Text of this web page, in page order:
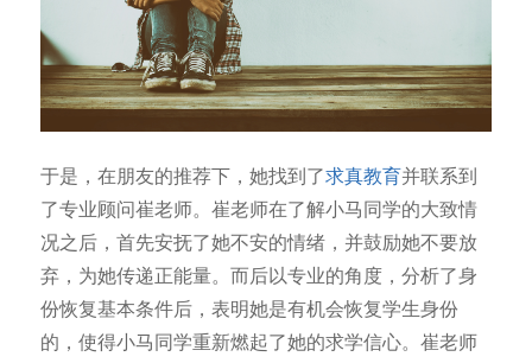
于是，在朋友的推荐下，她找到了求真教育并联系到
了专业顾问崔老师。崔老师在了解小马同学的大致情
况之后，首先安抚了她不安的情绪，并鼓励她不要放
弃，为她传递正能量。而后以专业的角度，分析了身
份恢复基本条件后，表明她是有机会恢复学生身份
的，使得小马同学重新燃起了她的求学信心。崔老师